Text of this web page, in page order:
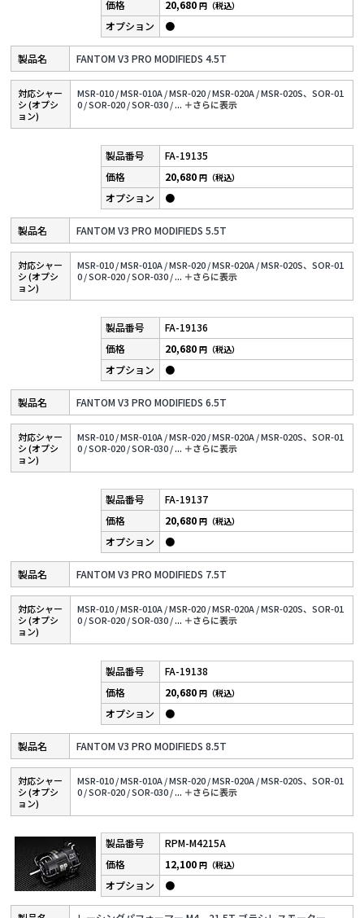
FANTOM V3 PRO MODIFIEDS 4.5T
20,680円（税込）
●
対応シャー
シ (オプシ
ョン)
MSR-010 /MSR-010A /MSR-020 /MSR-020A /MSR-020S、SOR-01
0 /SOR-020 /SOR-030 /... ＋さらに表⽰
FA-19135
FANTOM V3 PRO MODIFIEDS 5.5T
20,680円（税込）
●
対応シャー
シ (オプシ
ョン)
MSR-010 /MSR-010A /MSR-020 /MSR-020A /MSR-020S、SOR-01
0 /SOR-020 /SOR-030 /... ＋さらに表⽰
FA-19136
FANTOM V3 PRO MODIFIEDS 6.5T
20,680円（税込）
●
対応シャー
シ (オプシ
ョン)
MSR-010 /MSR-010A /MSR-020 /MSR-020A /MSR-020S、SOR-01
0 /SOR-020 /SOR-030 /... ＋さらに表⽰
FA-19137
FANTOM V3 PRO MODIFIEDS 7.5T
20,680円（税込）
●
対応シャー
シ (オプシ
ョン)
MSR-010 /MSR-010A /MSR-020 /MSR-020A /MSR-020S、SOR-01
0 /SOR-020 /SOR-030 /... ＋さらに表⽰
FA-19138
FANTOM V3 PRO MODIFIEDS 8.5T
20,680円（税込）
●
対応シャー
シ (オプシ
ョン)
MSR-010 /MSR-010A /MSR-020 /MSR-020A /MSR-020S、SOR-01
0 /SOR-020 /SOR-030 /... ＋さらに表⽰
RPM-M4215A
12,100円（税込）
●